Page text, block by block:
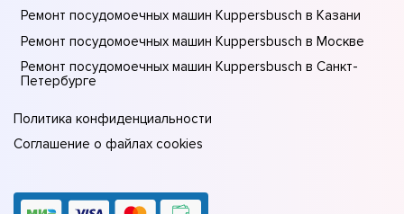
Ремонт посудомоечных машин Kuppersbusch в Казани
Ремонт посудомоечных машин Kuppersbusch в Москве
Ремонт посудомоечных машин Kuppersbusch в Санкт-
Петербурге
Политика конфиденциальности
Соглашение о файлах cookies